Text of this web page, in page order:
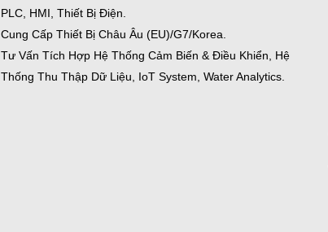
PLC, HMI, Thiết Bị Điện.
Cung Cấp Thiết Bị Châu Âu (EU)/G7/Korea.
Tư Vấn Tích Hợp Hệ Thống Cảm Biến & Điều Khiển, Hệ
Thống Thu Thập Dữ Liệu, IoT System, Water Analytics.